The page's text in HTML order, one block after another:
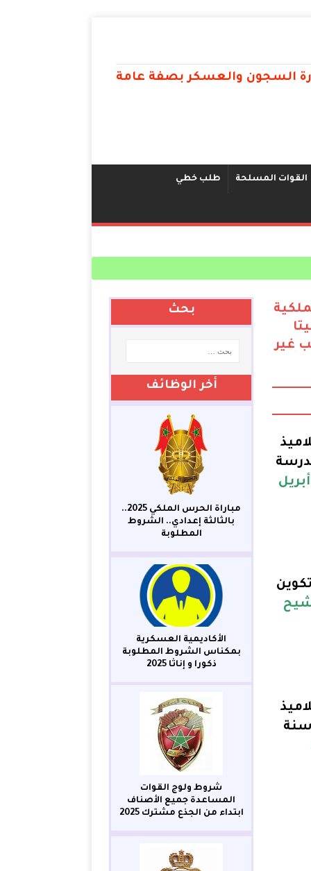
السجون والعسكر بصفة عامة
القوات المسلحة طلب خطي
غير
آخر هو 29 أبريل
سنة
بحث
أخر الوظائف
مباراة الحرس الملكي 2025..
بالثالثة إعدادي.. الشروط
المطلوبة
الأكاديمية العسكرية
بمكناس الشروط المطلوبة
ذكورا و إناثا 2025
شروط ولوج القوات
المساعدة جميع الأصناف
ابتداء من الجذع مشترك 2025